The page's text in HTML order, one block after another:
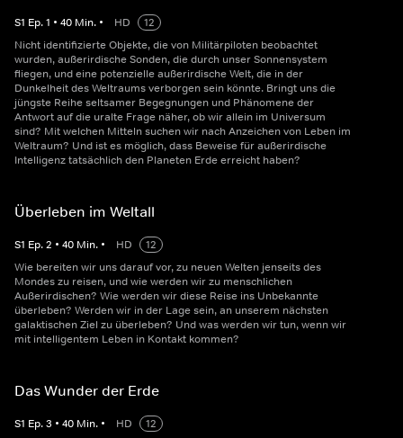
S1 Ep.1 • 40 Min. • HD
12
Nicht identifizierte Objekte, die von Militärpiloten beobachtet
wurden, außerirdische Sonden, die durch unser Sonnensystem
fliegen, und eine potenzielle außerirdische Welt, die in der
Dunkelheit des Weltraums verborgen sein könnte. Bringt uns die
jüngste Reihe seltsamer Begegnungen und Phänomene der
Antwort auf die uralte Frage näher, ob wir allein im Universum
sind? Mit welchen Mitteln suchen wir nach Anzeichen von Leben im
Weltraum? Und ist es möglich, dass Beweise für außerirdische
Intelligenz tatsächlich den Planeten Erde erreicht haben?
Überleben im Weltall
S1 Ep.2 • 40 Min. • HD
12
Wie bereiten wir uns darauf vor, zu neuen Welten jenseits des
Mondes zu reisen, und wie werden wir zu menschlichen
Außerirdischen? Wie werden wir diese Reise ins Unbekannte
überleben? Werden wir in der Lage sein, an unserem nächsten
galaktischen Ziel zu überleben? Und was werden wir tun, wenn wir
mit intelligentem Leben in Kontakt kommen?
Das Wunder der Erde
S1 Ep.3 • 40 Min. • HD
12